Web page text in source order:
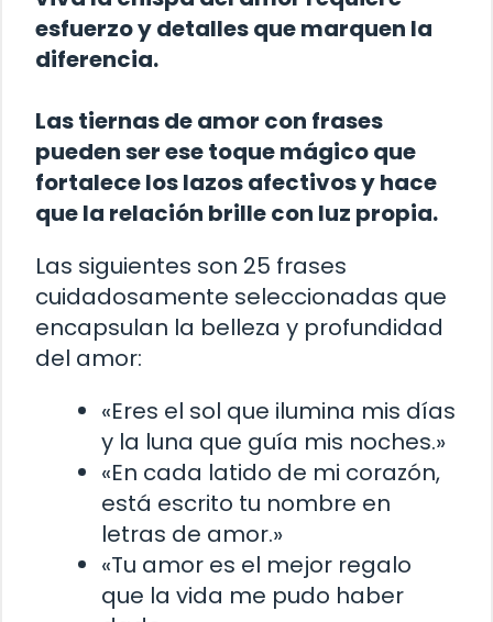
esfuerzo y detalles que marquen la
diferencia.
Las tiernas de amor con frases
pueden ser ese toque mágico que
fortalece los lazos afectivos y hace
que la relación brille con luz propia.
Las siguientes son 25 frases
cuidadosamente seleccionadas que
encapsulan la belleza y profundidad
del amor:
«Eres el sol que ilumina mis días
y la luna que guía mis noches.»
«En cada latido de mi corazón,
está escrito tu nombre en
letras de amor.»
«Tu amor es el mejor regalo
que la vida me pudo haber